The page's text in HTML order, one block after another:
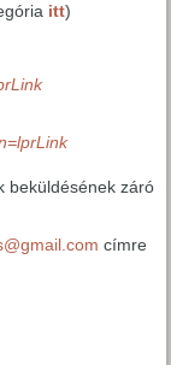
itt)
beküldésének záró
címre